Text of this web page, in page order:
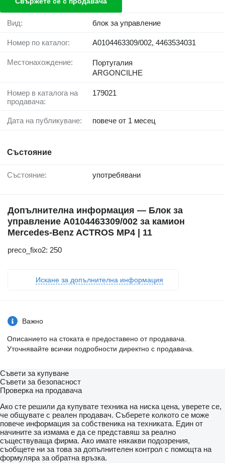
Вид: блок за управление
Номер по каталог: A0104463309/002, 4463534031
Местонахождение:
Португалия
ARGONCILHE
Номер в каталога на
продавача:
179021
Дата на публикуване: повече от 1 месец
Състояние
Състояние: употребявани
Допълнителна информация — Блок за
управление A0104463309/002 за камион
Mercedes-Benz ACTROS MP4 | 11
preco_fixo2: 250
Искане за допълнителна информация
Важно
Описанието на стоката е предоставено от продавача.
Уточнявайте всички подробности директно с продавача.
Съвети за купуване
Съвети за безопасност
Проверка на продавача
Ако сте решили да купувате техника на ниска цена, уверете се,
че общувате с реален продавач. Съберете колкото се може
повече информация за собственика на техниката. Един от
начините за измама е да се представяш за реално
съществуваща фирма. Ако имате някакви подозрения,
съобщете ни за това за допълнителен контрол с помощта на
формуляра за обратна връзка.